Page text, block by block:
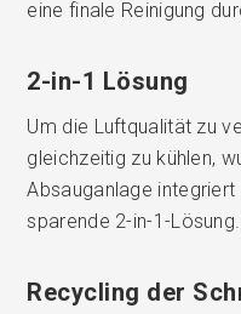
eine finale Reinigung
2-in-1 Lösung
Um die Luftqualität zu
gleichzeitig zu kühlen,
Absauganlage
sparende 2-in-1-Lösung.
Recycling der